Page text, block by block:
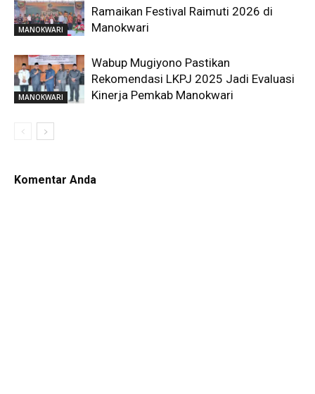
MANOKWARI
Ramaikan Festival Raimuti 2026 di
Manokwari
MANOKWARI
Wabup Mugiyono Pastikan
Rekomendasi LKPJ 2025 Jadi Evaluasi
Kinerja Pemkab Manokwari
Komentar Anda